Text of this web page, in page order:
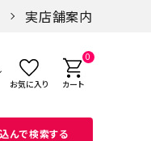
実店舗案内
お気に入り
0
カート
んで検索する